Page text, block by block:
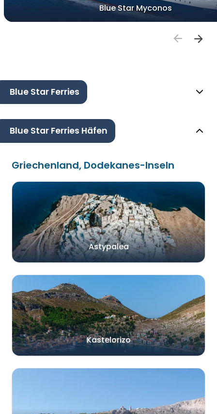
Blue Star Myconos
Blue Star Ferries
Blue Star Ferries Häfen
Griechenland, Dodekanes-Inseln
Astypalea
Kastelorizo